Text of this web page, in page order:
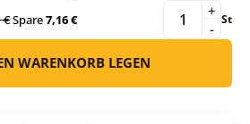
€Spare7,16 € -
+ St
WARENKORB LEGEN